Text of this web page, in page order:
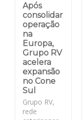
Após
consolidar
operação
na
Europa,
Grupo RV
acelera
expansão
no Cone
Sul
Grupo RV,
rede